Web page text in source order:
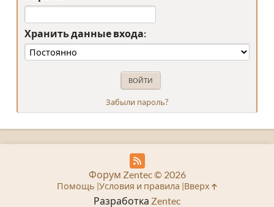
Хранить данные входа:
Забыли пароль?
Разработка Zentec
Форум Zentec © 2026
Помощь Условия и правила Вверх